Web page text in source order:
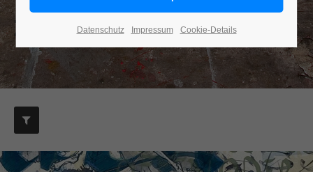
ZAUBER­SPRÜCHE¶
Datenschutz Impressum Cookie-Details